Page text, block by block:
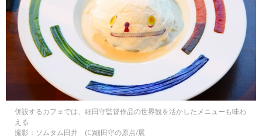
併設するカフェでは、細田守監督作品の世界観を活かしたメニューも味わ
える
撮影：ソムタム田井 (C)細田守の原点/展